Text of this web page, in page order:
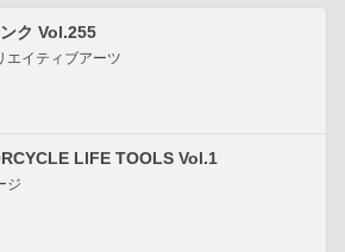
ク Vol.255
エイティブアーツ
LIFE TOOLS Vol.1
ジ